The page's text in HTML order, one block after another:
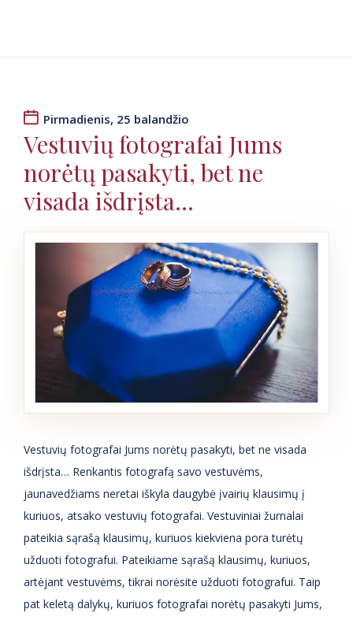
Pirmadienis, 25 balandžio
Vestuvių fotografai Jums
norėtų pasakyti, bet ne
visada išdrįsta…
Vestuvių fotografai Jums norėtų pasakyti, bet ne visada
išdrįsta… Renkantis fotografą savo vestuvėms,
jaunavedžiams neretai iškyla daugybė įvairių klausimų į
kuriuos, atsako vestuvių fotografai. Vestuviniai žurnalai
pateikia sąrašą klausimų, kuriuos kiekviena pora turėtų
užduoti fotografui. Pateikiame sąrašą klausimų, kuriuos,
artėjant vestuvėms, tikrai norėsite užduoti fotografui. Taip
pat keletą dalykų, kuriuos fotografai norėtų pasakyti Jums,